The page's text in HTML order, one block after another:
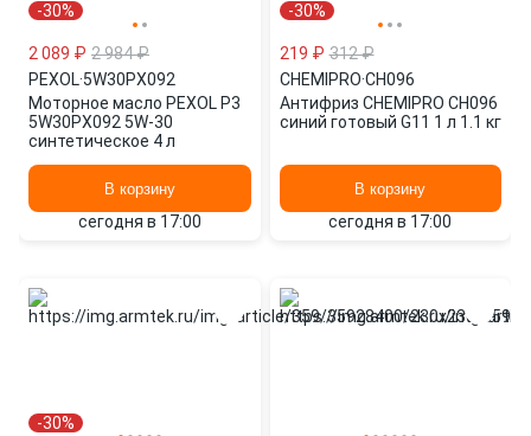
-30%
2 089 ₽ 2 984 ₽
PEXOL·5W30PX092
Моторное масло PEXOL P3
5W30PX092 5W-30
синтетическое 4 л
В корзину
сегодня в 17:00
-30%
219 ₽ 312 ₽
CHEMIPRO·CH096
Антифриз CHEMIPRO CH096
синий готовый G11 1 л 1.1 кг
В корзину
сегодня в 17:00
-30%